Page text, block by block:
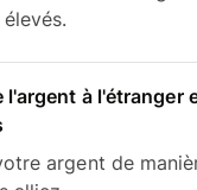
l'argent à l'étranger
argent de